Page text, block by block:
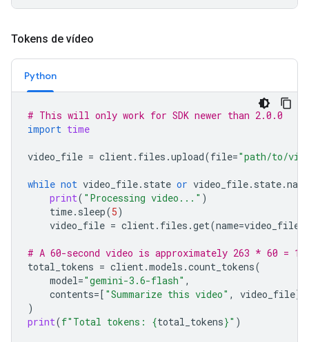
Tokens de vídeo
Python
# This will only work for SDK newer than 2.0.0
import time
video_file = client. files .upload(file="path/to/
while not video_file. state or video_file. state.name
print( "Processing video..." )
time. sleep(5)
video_file = client. files .get(name=video_file
# A 60-second video is approximately 263 * 60 =
total_tokens = client.models .count_tokens(
model="gemini-3.6-flash" ,
contents=[ "Summarize this video" , video_file]
)
print(f"Total tokens: {total_tokens}" )